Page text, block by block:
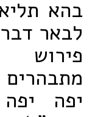
בהא
לבאר
פירוש
יפה